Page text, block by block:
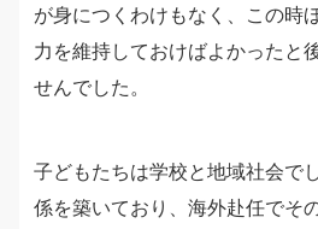
が身につくわけもなく、この時
力を維持しておけばよかったと
せんでした。
子どもたちは学校と地域社会で
係を築いており、海外赴任でそ